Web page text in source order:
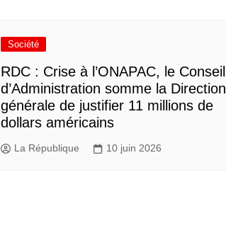
Société
RDC : Crise à l’ONAPAC, le Conseil
d’Administration somme la Direction
générale de justifier 11 millions de
dollars américains
La République 10 juin 2026